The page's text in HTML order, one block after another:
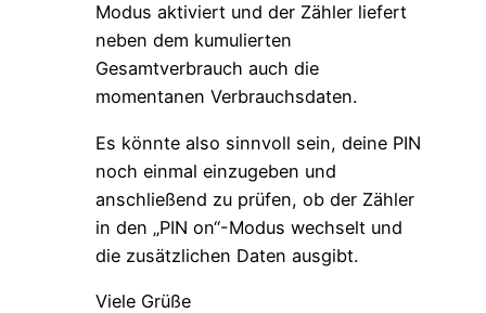
Modus aktiviert und der Zähler liefert
neben dem kumulierten
Gesamtverbrauch auch die
momentanen Verbrauchsdaten.
Es könnte also sinnvoll sein, deine PIN
noch einmal einzugeben und
anschließend zu prüfen, ob der Zähler
in den „PIN on“-Modus wechselt und
die zusätzlichen Daten ausgibt.
Viele Grüße